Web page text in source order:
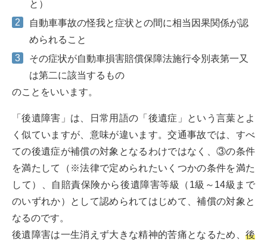
と）
自動車事故の怪我と症状との間に相当因果関係が認
められること
その症状が自動車損害賠償保障法施行令別表第一又
は第二に該当するもの
のことをいいます。
「後遺障害」は、日常用語の「後遺症」という言葉とよ
く似ていますが、意味が違います。交通事故では、すべ
ての後遺症が補償の対象となるわけではなく、③の条件
を満たして（※法律で定められたいくつかの条件を満た
して）、自賠責保険から後遺障害等級（1級～14級まで
のいずれか）として認められてはじめて、補償の対象と
なるのです。
後遺障害は一生消えず大きな精神的苦痛となるため、 後